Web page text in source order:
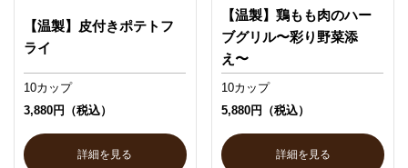
【温製】皮付きポテトフ
ライ
10カップ
3,880円（税込）
詳細を見る
【温製】鶏もも肉のハー
ブグリル〜彩り野菜添
え〜
10カップ
5,880円（税込）
詳細を見る